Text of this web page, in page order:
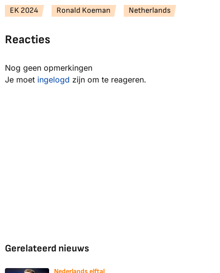
EK 2024 Ronald Koeman Netherlands
Reacties
Nog geen opmerkingen
Je moet ingelogd zijn om te reageren.
Gerelateerd nieuws